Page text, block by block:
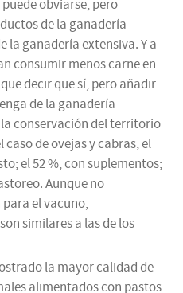
obviarse, pero
de la ganadería
la ganadería extensiva. Y a
consumir menos carne en
decir que sí, pero añadir
de la ganadería
conservación del territorio
caso de ovejas y cabras, el
el 52 %, con suplementos;
Aunque no
el vacuno,
similares a las de los
la mayor calidad de
alimentados con pastos